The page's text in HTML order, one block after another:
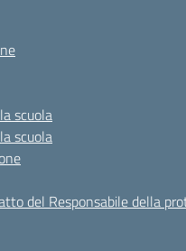
scuola
scuola
del Responsabile della